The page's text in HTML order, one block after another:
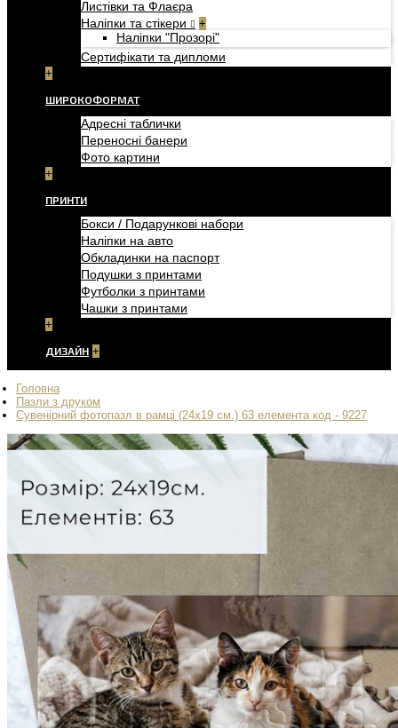
Листівки та Флаєра
Наліпки та стікери
+
Наліпки "Прозорі"
Сертифікати та дипломи
+
ШИРОКОФОРМАТ
Адресні таблички
Переносні банери
Фото картини
+
ПРИНТИ
Бокси / Подарункові набори
Наліпки на авто
Обкладинки на паспорт
Подушки з принтами
Футболки з принтами
Чашки з принтами
+
ДИЗАЙН +
Головна
Пазли з друком
Сувенірний фотопазл в рамці (24х19 см.) 63 елемента код - 9227